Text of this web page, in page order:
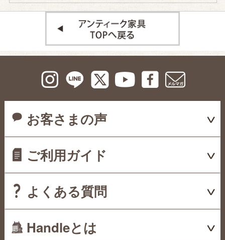
介します。
お客さまの声
ご利用ガイド
よくある質問
Handleとは